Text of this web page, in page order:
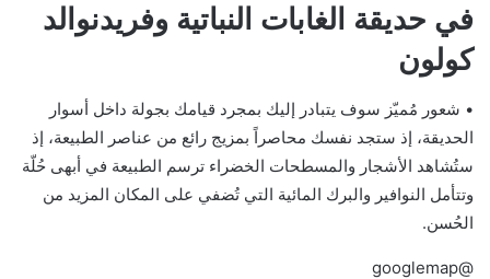
في حديقة الغابات النباتية وفريدنوالد
كولون
• شعور مُميّز سوف يتبادر إليك بمجرد قيامك بجولة داخل أسوار
الحديقة، إذ ستجد نفسك محاصراً بمزيج رائع من عناصر الطبيعة، إذ
ستُشاهد الأشجار والمسطحات الخضراء ترسم الطبيعة في أبهى حُلّة
وتتأمل النوافير والبرك المائية التي تُضفي على المكان المزيد من
الحُسن.
@googlemap